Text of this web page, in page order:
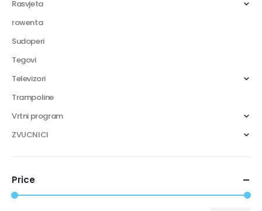
Rasvjeta
rowenta
Sudoperi
Tegovi
Televizori
Trampoline
Vrtni program
ZVUCNICI
Price